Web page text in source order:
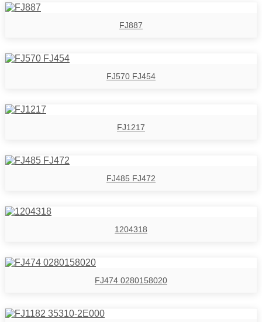
FJ887
FJ570 FJ454
FJ1217
FJ485 FJ472
1204318
FJ474 0280158020